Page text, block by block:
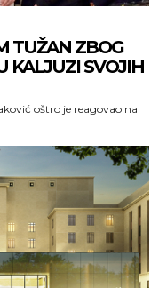
TUŽAN ZBOG
KALJUZI SVOJIH
oštro je reagovao na